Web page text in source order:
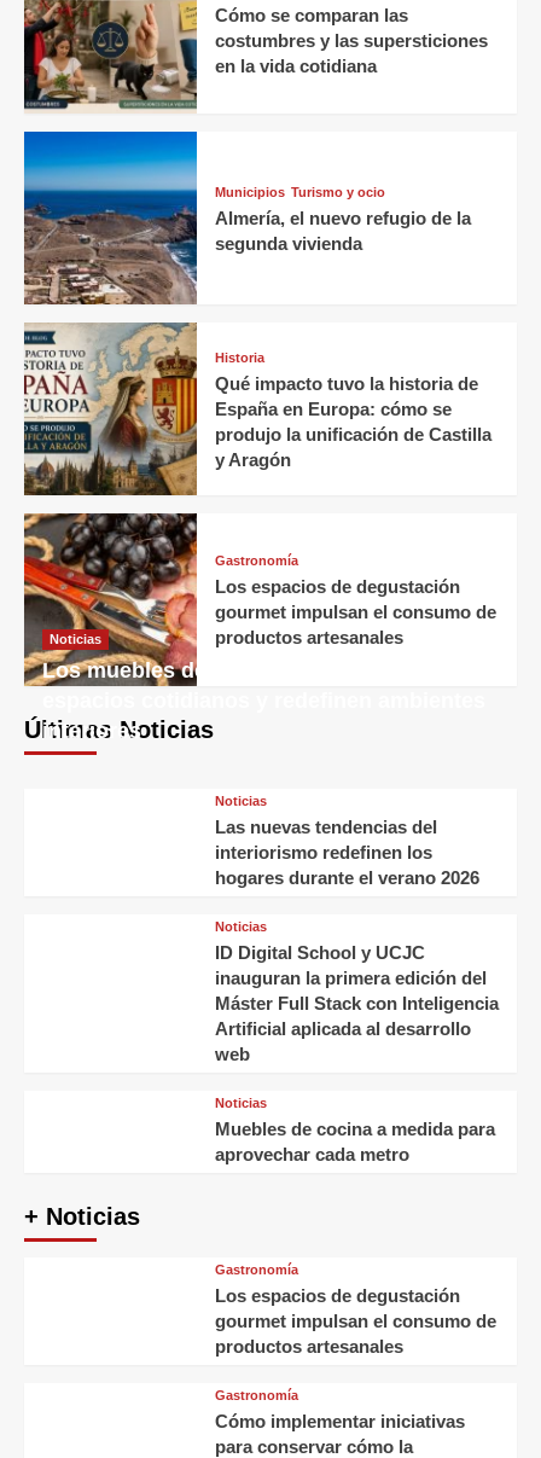
Cómo se comparan las
costumbres y las supersticiones
en la vida cotidiana
Municipios Turismo y ocio
Almería, el nuevo refugio de la
segunda vivienda
Historia
Qué impacto tuvo la historia de
España en Europa: cómo se
produjo la unificación de Castilla
y Aragón
Gastronomía
Los espacios de degustación
gourmet impulsan el consumo de
productos artesanales
Últimas Noticias
Noticias
Los muebles decorativos transforman
interiores
Noticias
Las nuevas tendencias del
interiorismo redefinen los
hogares durante el verano 2026
Noticias
ID Digital School y UCJC
inauguran la primera edición del
Máster Full Stack con Inteligencia
Artificial aplicada al desarrollo
web
Noticias
Muebles de cocina a medida para
aprovechar cada metro
+ Noticias
Gastronomía
Los espacios de degustación
gourmet impulsan el consumo de
productos artesanales
Gastronomía
Cómo implementar iniciativas
para conservar cómo la